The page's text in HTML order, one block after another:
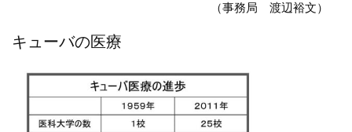
（事務局 渡辺裕文）
キューバの医療